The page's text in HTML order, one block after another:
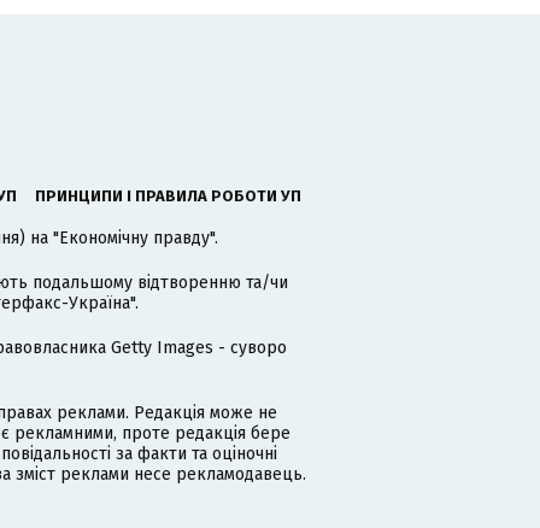
ПРИНЦИПИ І ПРАВИЛА РОБОТИ УП
на "Економічну правду".
подальшому відтворенню та/чи
Україна".
Getty Images - суворо
реклами. Редакція може не
рекламними, проте редакція бере
за факти та оціночні
зміст реклами несе рекламодавець.